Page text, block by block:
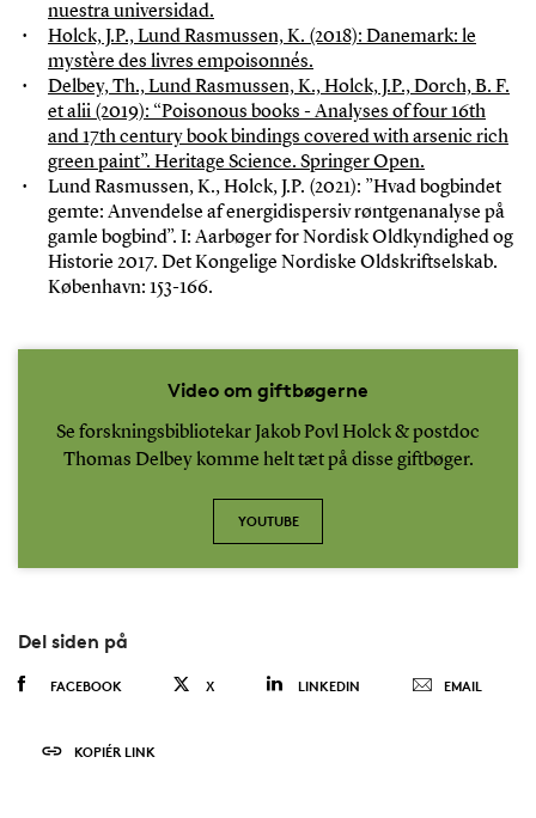
nuestra universidad.
Holck, J.P., Lund Rasmussen, K. (2018): Danemark: le
mystère des livres empoisonnés.
Delbey, Th., Lund Rasmussen, K., Holck, J.P., Dorch, B. F.
et alii (2019): “Poisonous books - Analyses of four 16th
and 17th century book bindings covered with arsenic rich
green paint”. Heritage Science. Springer Open.
Lund Rasmussen, K., Holck, J.P. (2021): ”Hvad bogbindet
gemte: Anvendelse af energidispersiv røntgenanalyse på
gamle bogbind”. I: Aarbøger for Nordisk Oldkyndighed og
Historie 2017. Det Kongelige Nordiske Oldskriftselskab.
København: 153-166.
Video om giftbøgerne
Se forskningsbibliotekar Jakob Povl Holck & postdoc
Thomas Delbey komme helt tæt på disse giftbøger.
YOUTUBE
Del siden på
FACEBOOK X LINKEDIN EMAIL
KOPIÉR LINK